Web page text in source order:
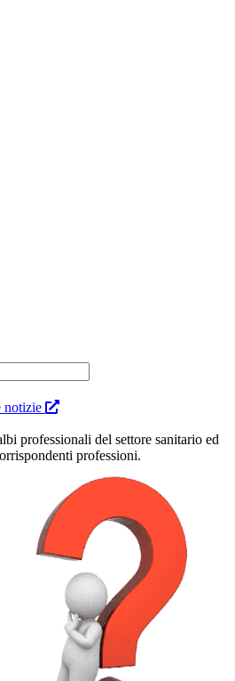
notizie
professionali del settore sanitario ed
professioni.